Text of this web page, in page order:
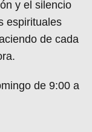
y el silencio
espirituales
de cada
de 9:00 a